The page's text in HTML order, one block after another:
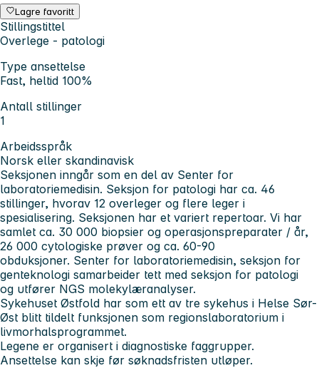
Lagre favoritt
Stillingstittel
Overlege - patologi
Type ansettelse
Fast, heltid 100%
Antall stillinger
1
Arbeidsspråk
Norsk eller skandinavisk
Seksjonen inngår som en del av Senter for
laboratoriemedisin. Seksjon for patologi har ca. 46
stillinger, hvorav 12 overleger og flere leger i
spesialisering. Seksjonen har et variert repertoar. Vi har
samlet ca. 30 000 biopsier og operasjonspreparater / år,
26 000 cytologiske prøver og ca. 60-90
obduksjoner. Senter for laboratoriemedisin, seksjon for
genteknologi samarbeider tett med seksjon for patologi
og utfører NGS molekylæranalyser.
Sykehuset Østfold har som ett av tre sykehus i Helse Sør-
Øst blitt tildelt funksjonen som regionslaboratorium i
livmorhalsprogrammet.
Legene er organisert i diagnostiske faggrupper.
Ansettelse kan skje før søknadsfristen utløper.